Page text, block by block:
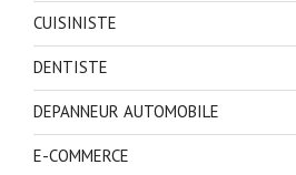
CUISINISTE
DENTISTE
DEPANNEUR AUTOMOBILE
E-COMMERCE